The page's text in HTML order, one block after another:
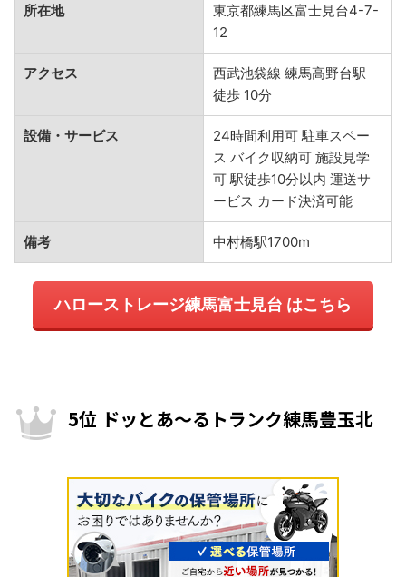
所在地
東京都練馬区富士見台4-7-
12
アクセス
西武池袋線 練馬高野台駅
徒歩 10分
設備・サービス
24時間利用可 駐車スペー
ス バイク収納可 施設見学
可 駅徒歩10分以内 運送サ
ービス カード決済可能
備考 中村橋駅1700m
ハローストレージ練馬富士見台 はこちら
5位 ドッとあ～るトランク練馬豊玉北